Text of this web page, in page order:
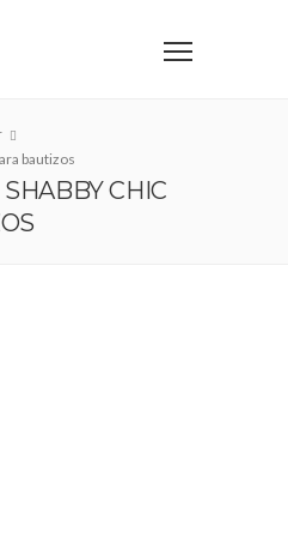
bautizos
CHIC